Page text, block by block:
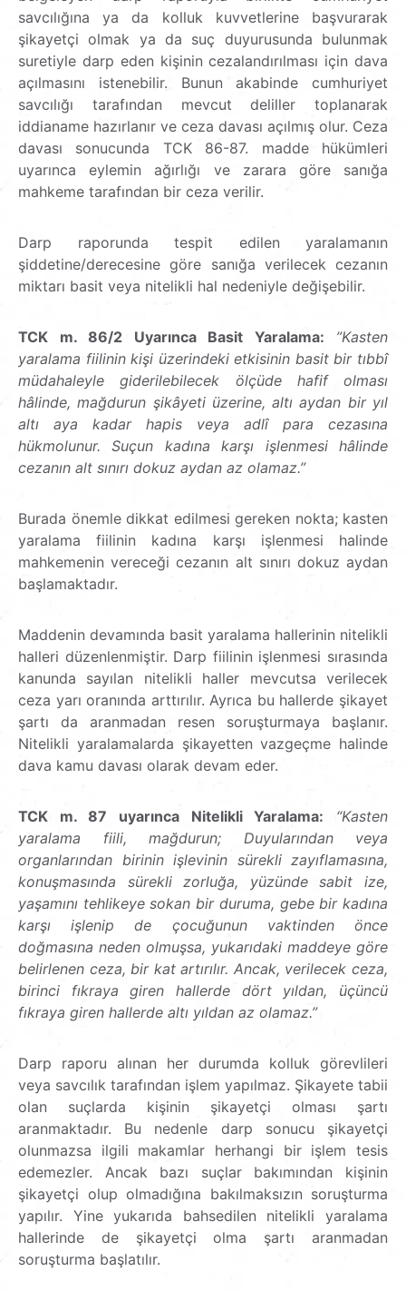
savcılığına ya da kolluk kuvvetlerine başvurarak
şikayetçi olmak ya da suç duyurusunda bulunmak
suretiyle darp eden kişinin cezalandırılması için dava
açılmasını istenebilir. Bunun akabinde cumhuriyet
savcılığı tarafından mevcut deliller toplanarak
iddianame hazırlanır ve ceza davası açılmış olur. Ceza
davası sonucunda TCK 86-87. madde hükümleri
uyarınca eylemin ağırlığı ve zarara göre sanığa
mahkeme tarafından bir ceza verilir.
Darp raporunda tespit edilen yaralamanın
şiddetine/derecesine göre sanığa verilecek cezanın
miktarı basit veya nitelikli hal nedeniyle değişebilir.
TCK m. 86/2 Uyarınca Basit Yaralama:
”Kasten
yaralama fiilinin kişi üzerindeki etkisinin basit bir tıbbî
müdahaleyle
giderilebilecek ölçüde hafif
olması
hâlinde, mağdurun şikâyeti üzerine, altı aydan bir yıl
altı aya kadar hapis veya adlî para cezasına
hükmolunur. Suçun kadına karşı işlenmesi hâlinde
cezanın alt sınırı dokuz aydan az olamaz.”
Burada önemle dikkat edilmesi gereken nokta; kasten
yaralama fiilinin kadına karşı işlenmesi halinde
mahkemenin vereceği cezanın alt sınırı dokuz aydan
başlamaktadır.
Maddenin devamında basit yaralama hallerinin nitelikli
halleri düzenlenmiştir. Darp fiilinin işlenmesi sırasında
kanunda sayılan nitelikli haller mevcutsa verilecek
ceza yarı oranında arttırılır. Ayrıca bu hallerde şikayet
şartı da aranmadan resen soruşturmaya başlanır.
Nitelikli yaralamalarda şikayetten vazgeçme halinde
dava kamu davası olarak devam eder.
TCK m.87 uyarınca Nitelikli Yaralama:
“Kasten
yaralama
fiili, mağdurun; Duyularından
veya
organlarından birinin işlevinin sürekli zayıflamasına,
konuşmasında
sürekli
zorluğa, yüzünde sabit ize,
yaşamını tehlikeye sokan bir duruma, gebe bir kadına
karşı işlenip de çocuğunun vaktinden önce
doğmasına neden olmuşsa, yukarıdaki maddeye göre
belirlenen ceza, bir kat artırılır. Ancak, verilecek ceza,
birinci fıkraya giren hallerde dört yıldan, üçüncü
fıkraya giren hallerde altı yıldan az olamaz.”
Darp raporu alınan her durumda kolluk görevlileri
veya savcılık tarafından işlem yapılmaz. Şikayete tabii
olan suçlarda kişinin şikayetçi olması şartı
aranmaktadır. Bu nedenle darp sonucu şikayetçi
olunmazsa ilgili makamlar herhangi bir işlem tesis
edemezler. Ancak bazı suçlar bakımından kişinin
şikayetçi olup olmadığına bakılmaksızın soruşturma
yapılır. Yine yukarıda bahsedilen nitelikli yaralama
hallerinde de şikayetçi olma şartı aranmadan
soruşturma başlatılır.